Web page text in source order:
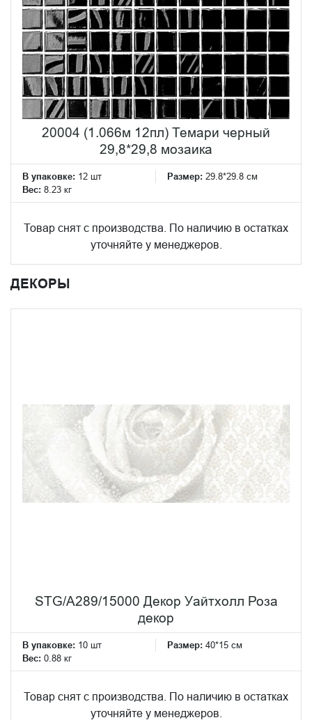
20004 (1.066м 12пл) Темари черный
29,8*29,8 мозаика
В упаковке: 12 шт Размер: 29.8*29.8 см
Вес: 8.23 кг
Товар снят с производства. По наличию в остатках
уточняйте у менеджеров.
ДЕКОРЫ
STG/A289/15000 Декор Уайтхолл Роза
декор
В упаковке: 10 шт Размер: 40*15 см
Вес: 0.88 кг
Товар снят с производства. По наличию в остатках
уточняйте у менеджеров.